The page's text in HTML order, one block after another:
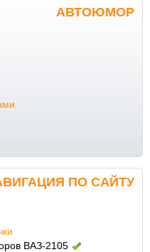
АВТОЮМОР
ПО САЙТУ
ВАЗ-2105